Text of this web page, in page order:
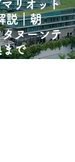
リオット
説｜朝
ヌーンテ
まで